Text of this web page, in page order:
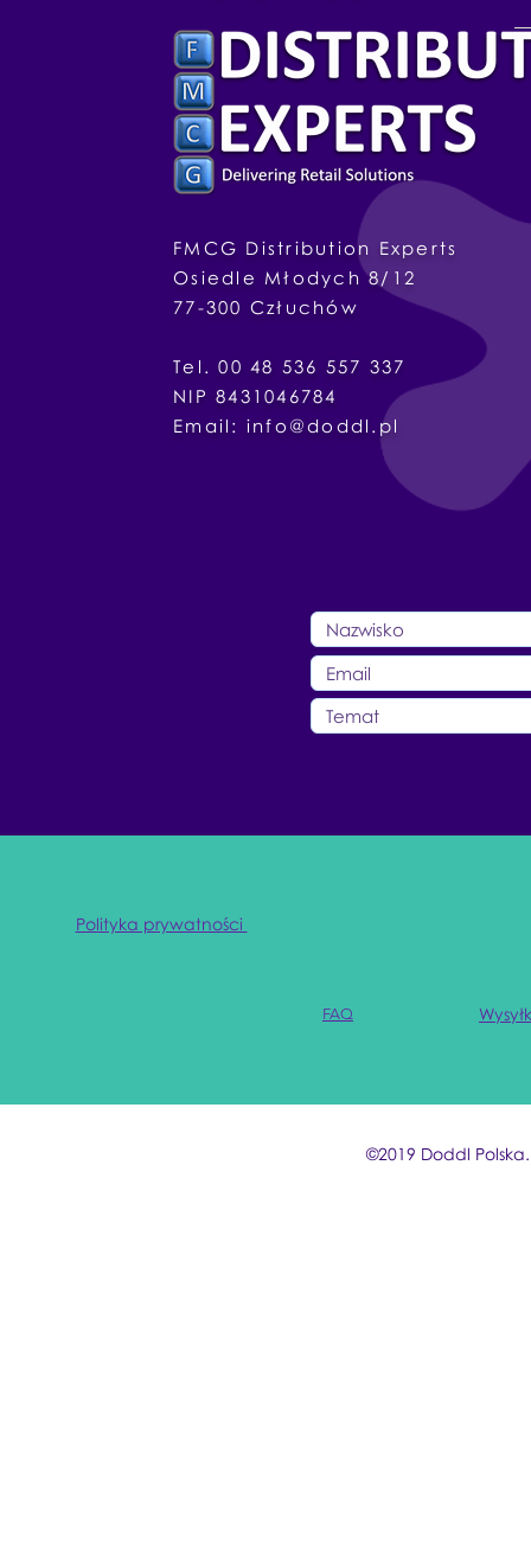
FMCG Distribution Experts
Osiedle Młodych 8/12
77-300 Człuchów
Tel. 00 48 536 557 337
NIP 8431046784
Email: info@doddl.pl
Polityka prywatności
FAQ
©2019 Doddl